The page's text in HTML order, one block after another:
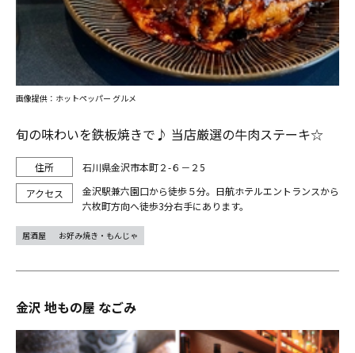
旬の味わいを鉄板焼きで♪ 当店厳選の牛肉ステーキ☆
石川県金沢市本町２-６－２5
金沢駅兼六園口から徒歩５分。日航ホテルエントランスから
六枚町方向へ徒歩3分右手にあります。
画像提供：ホットペッパー グルメ
居酒屋 お好み焼き・もんじゃ
金沢 地もの屋 なごみ